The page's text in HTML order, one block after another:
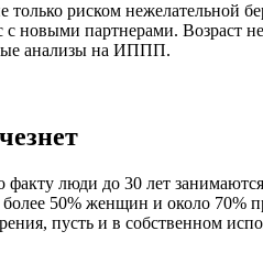
только риском нежелательной
с новыми партнерами.
анализы на ИППП.
люди до 30 лет
50% женщин и около 70%
пусть и в собственном